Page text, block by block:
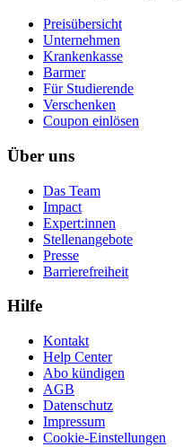
Preisübersicht
Unternehmen
Krankenkasse
Barmer
Für Studierende
Ver­schen­ken
Coupon einlösen
Über uns
Das Team
Impact
Expert:innen
Stellenangebote
Presse
Barrierefreiheit
Hilfe
Kontakt
Help Center
Abo kündigen
AGB
Datenschutz
Impressum
Cookie-Einstellungen